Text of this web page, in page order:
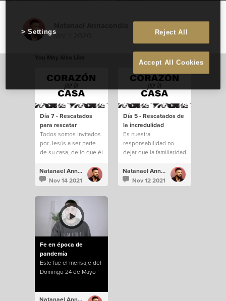
Mar 1 2020
Día 7 - Rescatados
para rescatar
Todos somos invitados
por Jesús a ser parte
de su casa, de lo que él
Natanael Annacondia
Nov 14 2021
Día 5 - Rescatados de
la incredulidad
Es nuestra
responsabilidad no
dejar que la familiaridad
saquen de todo lo que
Dios tiene para
nosotros.
Natanael Annacondia
Nov 12 2021
Fe en época de
pandemia
Este fue el mensaje del
Domingo 24 de Mayo
Reject All
Accept All Cookies
Settings